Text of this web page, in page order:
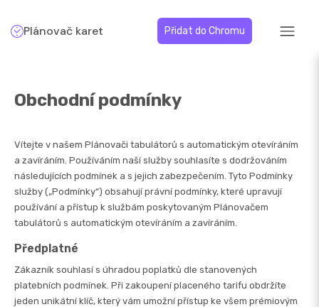
Plánovač karet Přidat do Chromu
Obchodní podmínky
Vítejte v našem Plánovači tabulátorů s automatickým otevíráním
a zavíráním. Používáním naší služby souhlasíte s dodržováním
následujících podmínek a s jejich zabezpečením. Tyto Podmínky
služby („Podmínky“) obsahují právní podmínky, které upravují
používání a přístup k službám poskytovaným Plánovačem
tabulátorů s automatickým otevíráním a zavíráním.
Předplatné
Zákazník souhlasí s úhradou poplatků dle stanovených
platebních podmínek. Při zakoupení placeného tarifu obdržíte
jeden unikátní klíč, který vám umožní přístup ke všem prémiovým